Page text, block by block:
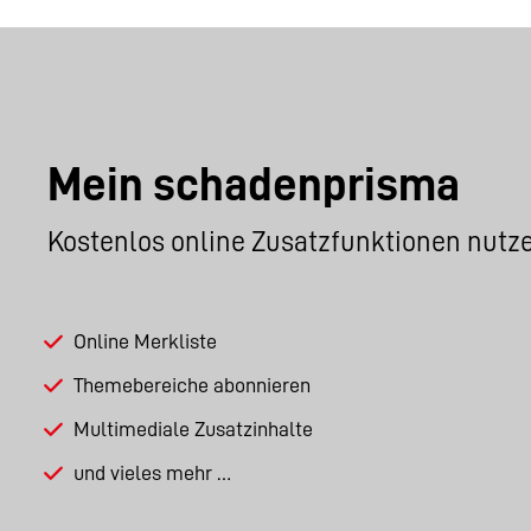
Mein schadenprisma
Kostenlos online Zusatzfunktionen
Online Merkliste
Themebereiche abonnieren
Multimediale Zusatzinhalte
und vieles mehr …